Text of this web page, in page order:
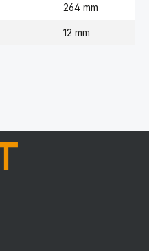
264 mm
12 mm